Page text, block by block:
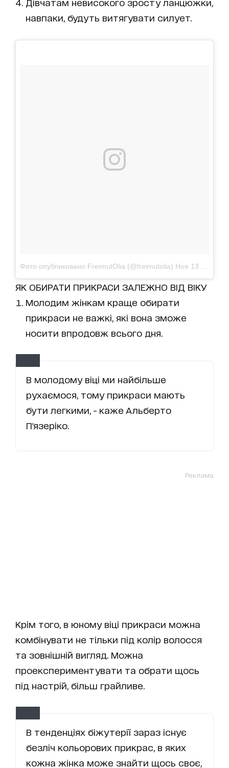
навпаки, будуть витягувати силует.
Фото опубликовано FreimutOlia (@freimutolia) Ноя 13 2015 в 9:43 PST
ЯК ОБИРАТИ ПРИКРАСИ ЗАЛЕЖНО ВІД ВІКУ
Молодим жінкам краще обирати
прикраси не важкі, які вона зможе
носити впродовж всього дня.
В молодому віці ми найбільше
рухаємося, тому прикраси мають
бути легкими, - каже Альберто
П'язеріко.
Реклама
Крім того, в юному віці прикраси можна
комбінувати не тільки під колір волосся
та зовнішній вигляд. Можна
проекспериментувати та обрати щось
під настрій, більш грайливе.
В тенденціях біжутерії зараз існує
безліч кольорових прикрас, в яких
кожна жінка може знайти щось своє,